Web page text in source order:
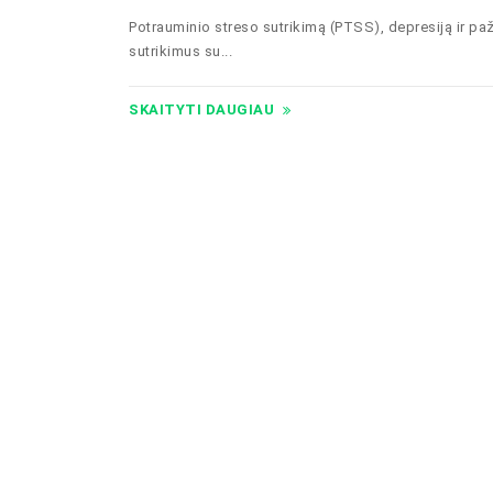
Potrauminio streso sutrikimą (PTSS), depresiją ir
sutrikimus su...
SKAITYTI DAUGIAU